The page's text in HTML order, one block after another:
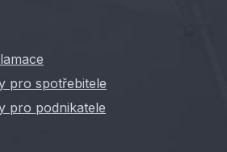
pro spotřebitele
pro podnikatele